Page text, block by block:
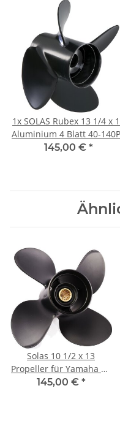
1x SOLAS Rubex 13 1/4 x
Aluminium 4 Blatt 40-
(4 1/4" Getriebe)
145,00 € *
Solas 10 1/2 x 13
Propeller für Yamaha 40
50 60 PS 4 Blatt mit 13
145,00 € *